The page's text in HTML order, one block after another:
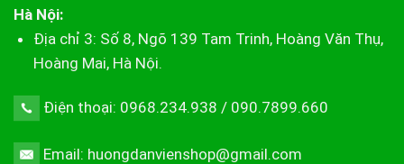
Hà Nội:
Địa chỉ 3: Số 8, Ngõ 139 Tam Trinh, Hoàng Văn Thụ,
Hoàng Mai, Hà Nội.
Điện thoại: 0968.234.938 / 090.7899.660
Email: huongdanvienshop@gmail.com